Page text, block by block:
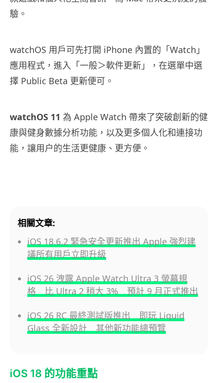
驗。
watchOS 用戶可先打開 iPhone 內置的「Watch」
應用程式，進入「一般＞軟件更新」，在選單中選
擇 Public Beta 更新便可。
watchOS 11 為 Apple Watch 帶來了突破創新的健
康與健身數據分析功能，以及更多個人化和連接功
能，讓用户的生活更健康、更方便。
相關文章:
iOS 18.6.2 緊急安全更新推出 Apple 強烈建
議所有用戶立即升級
iOS 26 洩露 Apple Watch Ultra 3 螢幕規
格 比 Ultra 2 稍大 3% 預計 9 月正式推出
iOS 26 RC 最終測試版推出 即玩 Liquid
Glass 全新設計 其他新功能總預覽
iOS 18 的功能重點